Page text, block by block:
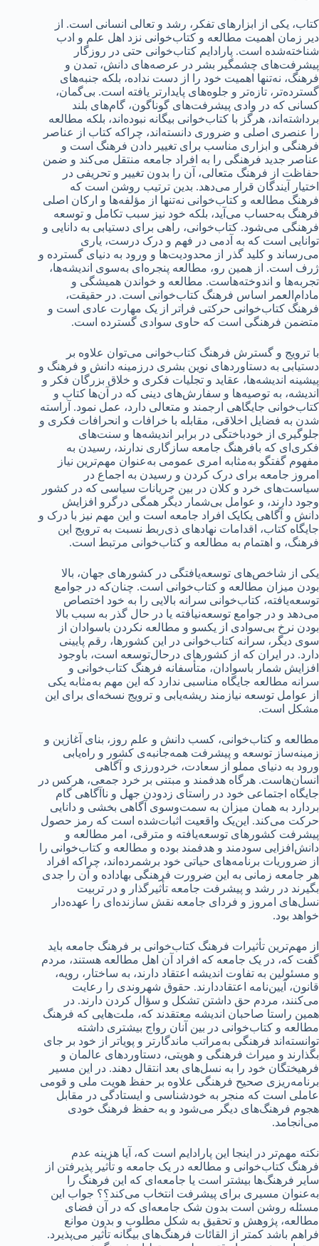
کتاب، یکی از ابزارهای تفکر، رشد و تعالی انسانی است. از
دیر زمان اهمیت مطالعه و کتاب‌خوانی نزد اهل علم و ادب
شناخته‌شده است. پارادایم کتاب‌خوانی حتی در روزگار
پیشرفت‌های چشمگیر بشر در عرصه‌های دانش، تمدن و
فرهنگ، نه‌تنها اهمیت خود را از دست نداده، بلکه جنبه‌های
گسترده‌تر، تازه‌تر و جلوه‌های پایدارتر یافته است. بی‌گمان،
کسانی که در وادی پیشرفت‌های گوناگون، گام‌های بلند
برداشته‌اند، هرگز با کتاب‌خوانی بیگانه نبوده‌اند، بلکه مطالعه
را عنصری اصلی و ضروری دانسته‌اند، چراکه کتاب از عناصر
فرهنگی و ابزاری مناسب برای تغییر دادن فرهنگ است و
عناصر جدید فرهنگی را به افراد جامعه منتقل می‌کند و ضمن
حفاظت از فرهنگ متعالی، آن را بدون تغییر و تحریفی در
اختیار آیندگان قرار می‌دهد. بدین ترتیب روشن است که
فرهنگ مطالعه و کتاب‌خوانی نه‌تنها از مؤلفه‌ها و ارکان اصلی
فرهنگ به‌حساب می‌آید، بلکه خود نیز سبب تکامل و توسعه
فرهنگی می‌شود. کتاب‌خوانی، راهی برای دستیابی به دانایی و
توانایی است که به آدمی در فهم و درک درست، یاری
می‌رساند و کلید گذر از محدودیت‌ها و ورود به دنیای گسترده و
ژرف است. از همین رو، مطالعه پنجره‌ای به‌سوی اندیشه‌ها،
تجربه‌ها و اندوخته‌هاست. مطالعه و خواندن همیشگی و
مادام‌العمر اساس فرهنگ کتاب‌خوانی است. در حقیقت،
فرهنگ کتاب‌خوانی حرکتی فراتر از یک مهارت عادی است و
متضمن فرهنگی است که حاوی سوادی گسترده است.
با ترویج و گسترش فرهنگ کتاب‌خوانی می‌توان علاوه بر
دستیابی به دستاوردهای نوین بشری درزمینه دانش و فرهنگ و
پیشینه اندیشه‌ها، عقاید و تجلیات فکری و خلاق بزرگان فکر و
اندیشه، به توصیه‌ها و سفارش‌های دینی که در آن‌ها کتاب و
کتاب‌خوانی جایگاهی ارجمند و متعالی دارد، عمل نمود. آراسته
شدن به فضایل اخلاقی، مقابله با خرافات و انحرافات فکری و
جلوگیری از خودباختگی در برابر اندیشه‌ها و سنت‌های
فکری‌ای که بافرهنگ جامعه سازگاری ندارند، رسیدن به
مفهوم گفتگو به‌مثابه امری عمومی به‌عنوان مهم‌ترین نیاز
امروز جامعه برای درک کردن و رسیدن به اجماع در
سیاست‌های خرد و کلان در بین جریانات سیاسی که در کشور
وجود دارند، و عوامل بی‌شمار دیگر همگی درگرو افزایش
دانش و آگاهی یکایک افراد جامعه است و این مهم نیز با درک و
جایگاه کتاب، اقدامات نهادهای ذی‌ربط نسبت به ترویج این
فرهنگ، و اهتمام به مطالعه و کتاب‌خوانی مرتبط است.
یکی از شاخص‌های توسعه‌یافتگی در کشورهای جهان، بالا
بودن میزان مطالعه و کتاب‌خوانی است. چنان‌که در جوامع
توسعه‌یافته، کتاب‌خوانی سرانه بالایی را به خود اختصاص
می‌دهد و در جوامع توسعه‌نیافته یا در حال گذر به سبب بالا
بودن نرخ بی‌سوادی از یکسو و مطالعه نکردن باسوادان از
سوی دیگر، سرانه کتاب‌خوانی در این کشورها، رقم پایینی
دارد. در ایران که از کشورهای درحال‌توسعه است، باوجود
افزایش شمار باسوادان، متأسفانه فرهنگ کتاب‌خوانی و
سرانه مطالعه جایگاه مناسبی ندارد که این مهم به‌مثابه یکی
از عوامل توسعه نیازمند ریشه‌یابی و ترویج نسخه‌ای برای این
مشکل است.
مطالعه و کتاب‌خوانی، کسب دانش و علم روز، بنای آغازین و
زمینه‌ساز توسعه و پیشرفت همه‌جانبه‌ی کشور و راه‌یابی
ورود به دنیای مملو از سعادت، خردورزی و آگاهی
انسان‌هاست. هرگاه هدفمند و مبتنی بر خرد جمعی، هرکس در
جایگاه اجتماعی خود در راستای زدودن جهل و ناآگاهی گام
بردارد به همان میزان به سمت‌وسوی آگاهی بخشی و دانایی
حرکت می‌کند. این‌یک واقعیت اثبات‌شده است که رمز حصول
پیشرفت کشورهای توسعه‌یافته و مترقی، امر مطالعه و
دانش‌افزایی سودمند و هدفمند بوده و مطالعه و کتاب‌خوانی را
از ضروریات برنامه‌های حیاتی خود برشمرده‌اند، چراکه افراد
هر جامعه زمانی به این ضرورت فرهنگی بهاداده و آن را جدی
بگیرند در رشد و پیشرفت جامعه تأثیرگذار و در تربیت
نسل‌های امروز و فردای جامعه نقش سازنده‌ای را عهده‌دار
خواهد بود.
از مهم‌ترین تأثیرات فرهنگ کتاب‌خوانی بر فرهنگ جامعه باید
گفت که، در یک جامعه که افراد آن اهل مطالعه هستند، مردم
و مسئولین به تفاوت اندیشه اعتقاد دارند، به ساختار، رویه،
قانون، آیین‌نامه اعتقاددارند. حقوق شهروندی را رعایت
می‌کنند، مردم حق داشتن تشکل و سؤال کردن دارند. در
همین راستا صاحبان اندیشه معتقدند که، ملت‌هایی که فرهنگ
مطالعه و کتاب‌خوانی در بین آنان رواج بیشتری داشته
توانسته‌اند فرهنگی به‌مراتب ماندگارتر و پویاتر از خود بر جای
بگذارند و میراث فرهنگی و هویتی، دستاوردهای عالمان و
فرهیختگان خود را به نسل‌های بعد انتقال دهند. در این مسیر
برنامه‌ریزی صحیح فرهنگی علاوه بر حفظ هویت ملی و قومی
عاملی است که منجر به خودشناسی و ایستادگی در مقابل
هجوم فرهنگ‌های دیگر می‌شود و به حفظ فرهنگ خودی
می‌انجامد.
نکته مهم‌تر در اینجا این پارادایم است که، آیا هزینه عدم
فرهنگ کتاب‌خوانی و مطالعه در یک جامعه و تأثیر پذیرفتن از
سایر فرهنگ‌ها بیشتر است یا جامعه‌ای که این فرهنگ را
به‌عنوان مسیری برای پیشرفت انتخاب می‌کند؟؟ جواب این
مسئله روشن است بدون شک جامعه‌ای که در آن فضای
مطالعه، پژوهش و تحقیق به شکل مطلوب و بدون موانع
فراهم باشد کمتر از القائات فرهنگ‌های بیگانه تأثیر می‌پذیرد.